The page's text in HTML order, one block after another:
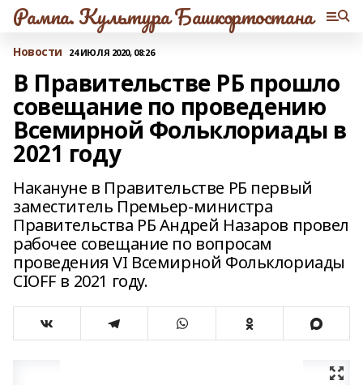
Рампа. Культура Башкортостана
Новости 24 ИЮЛЯ 2020, 08:26
В Правительстве РБ прошло
совещание по проведению
Всемирной Фольклориады в
2021 году
Накануне в Правительстве РБ первый
заместитель Премьер-министра
Правительства РБ Андрей Назаров провел
рабочее совещание по вопросам
проведения VI Всемирной Фольклориады
CIOFF в 2021 году.